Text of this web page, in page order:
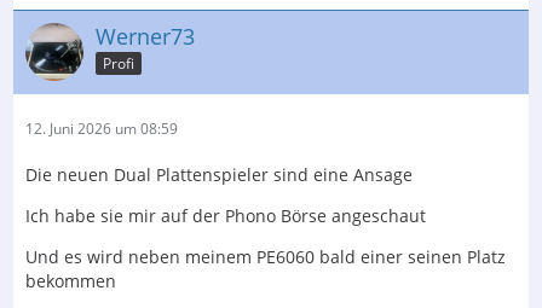
Werner73
Profi
12. Juni 2026 um 08:59
Die neuen Dual Plattenspieler sind eine Ansage
Ich habe sie mir auf der Phono Börse angeschaut
Und es wird neben meinem PE6060 bald einer seinen Platz
bekommen